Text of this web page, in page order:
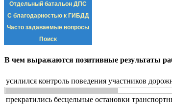
Отдельный батальон ДПС
С благодарностью к ГИБДД
Часто задаваемые вопросы
Поиск
В чем выражаются позитивные результаты
усилился контроль поведения участников
прекратились бесцельные остановки